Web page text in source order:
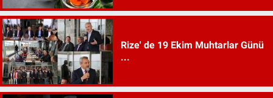
Rize' de 19 Ekim Muhtarlar Günü
...